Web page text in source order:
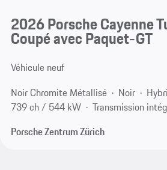
2026 Porsche Cayenne
Coupé avec Paquet-GT
Véhicule neuf
Noir Chromite Métallisé
Noir
739 ch / 544 kW
Transmission
Porsche Zentrum Zürich